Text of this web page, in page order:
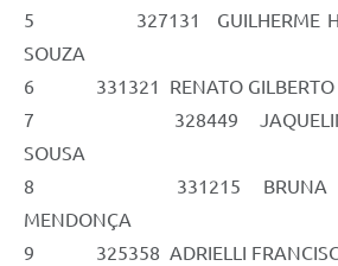
5 327131 GUILHERME
SOUZA
6 331321 RENATO GILBERTO
7 328449 JAQUELINE
SOUSA
8 331215 BRUNA
MENDONÇA
9 325358 ADRIELLI